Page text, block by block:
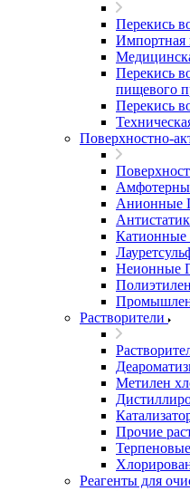
Перекись
Импортная
Перекись
пищевого
Перекись
Поверхностно-
Анионные
Неионные
Растворители
Метилен
Прочие
Реагенты для